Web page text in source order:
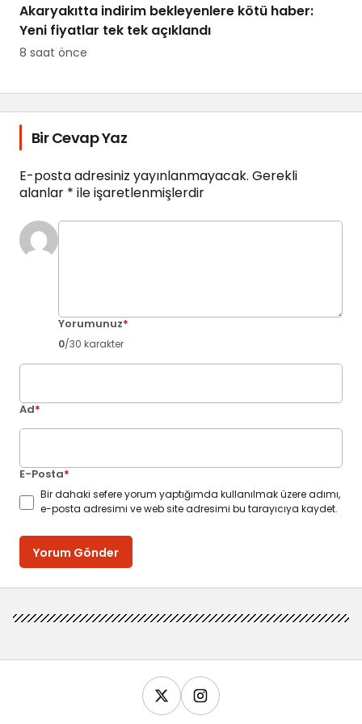
Akaryakıtta indirim bekleyenlere kötü haber:
Yeni fiyatlar tek tek açıklandı
8 saat önce
Bir Cevap Yaz
E-posta adresiniz yayınlanmayacak. Gerekli
alanlar * ile işaretlenmişlerdir
Yorumunuz*
0/30 karakter
Ad*
E-Posta*
Bir dahaki sefere yorum yaptığımda kullanılmak üzere adımı,
e-posta adresimi ve web site adresimi bu tarayıcıya kaydet.
Yorum Gönder